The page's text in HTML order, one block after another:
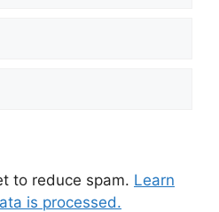
to reduce spam. Learn
is processed.